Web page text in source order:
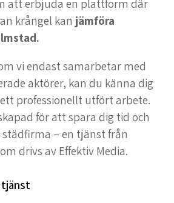
att erbjuda en plattform där
krångel kan jämföra
vi endast samarbetar med
aktörer, kan du känna dig
professionellt utfört arbete.
för att spara dig tid och
– en tjänst från
drivs av Effektiv Media.